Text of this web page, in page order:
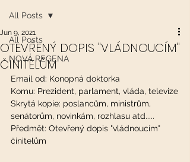
All Posts
NOVÁ REGENA
All Posts
OTEVŘENÝ DOPIS "VLÁDNOUCÍM"
ČINITELŮM
Jun 9, 2021
Email od: Konopná doktorka
Komu: Prezident, parlament, vláda, televize
Skrytá kopie: poslancům, ministrům,
senátorům, novinkám, rozhlasu atd.....
Předmět: Otevřený dopis "vládnoucím"
činitelům